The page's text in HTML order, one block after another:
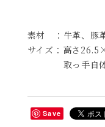
素材 ：牛革、豚
サイズ：高さ
取っ手自体
Save